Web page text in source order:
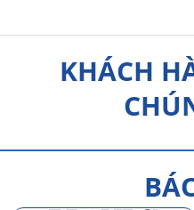
KHÁCH